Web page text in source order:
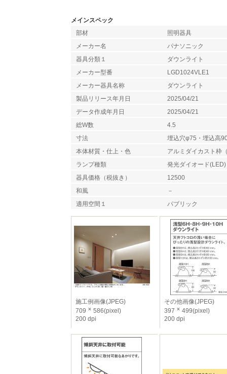
メインスペック
部材
照明器具
メーカー名
パナソニック
器具分類１
ダウンライト
メーカー型番
LGD1024VLE1
メーカー器具名称
ダウンライト
製品リリース年月日
2025/04/21
データ作成年月日
2025/04/21
総W数
4.5
寸法
埋込穴φ75・埋込高
本体材質・仕上・色
アルミダイカスト枠
ランプ種類
発光ダイオード(LED)
器具価格（税抜き）
12500
和風
－
適用空間１
パブリック
施工例画像(JPEG)
709
586(pixel)
200 dpi
その他画像(JPEG)
397
499(pixel)
200 dpi